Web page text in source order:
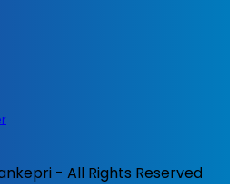
- All Rights Reserved